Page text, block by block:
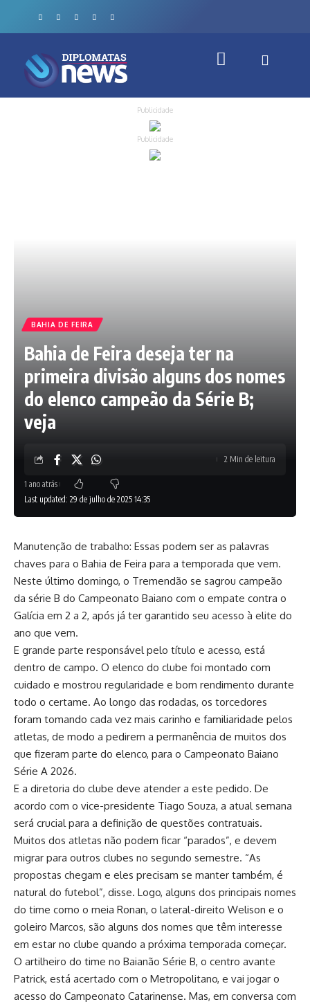
Publicidade
Publicidade
BAHIA DE FEIRA
Bahia de Feira deseja ter na
primeira divisão alguns dos nomes
do elenco campeão da Série B;
veja
Last updated: 29 de julho de 2025 14:35
1 ano atrás
2 Min de leitura
Manutenção de trabalho: Essas podem ser as palavras
chaves para o Bahia de Feira para a temporada que vem.
Neste último domingo, o Tremendão se sagrou campeão
da série B do Campeonato Baiano com o empate contra o
Galícia em 2 a 2, após já ter garantido seu acesso à elite do
ano que vem.
E grande parte responsável pelo título e acesso, está
dentro de campo. O elenco do clube foi montado com
cuidado e mostrou regularidade e bom rendimento durante
todo o certame. Ao longo das rodadas, os torcedores
foram tomando cada vez mais carinho e familiaridade pelos
atletas, de modo a pedirem a permanência de muitos dos
que fizeram parte do elenco, para o Campeonato Baiano
Série A 2026.
E a diretoria do clube deve atender a este pedido. De
acordo com o vice-presidente Tiago Souza, a atual semana
será crucial para a definição de questões contratuais.
Muitos dos atletas não podem ficar “parados”, e devem
migrar para outros clubes no segundo semestre. “As
propostas chegam e eles precisam se manter também, é
natural do futebol”, disse. Logo, alguns dos principais nomes
do time como o meia Ronan, o lateral-direito Welison e o
goleiro Marcos, são alguns dos nomes que têm interesse
em estar no clube quando a próxima temporada começar.
O artilheiro do time no Baianão Série B, o centro avante
Patrick, está acertado com o Metropolitano, e vai jogar o
acesso do Campeonato Catarinense. Mas, em conversa com